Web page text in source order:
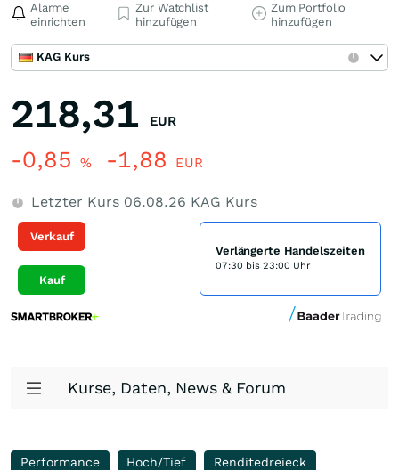
Alarme
einrichten
Zur Watchlist
hinzufügen
Zum Portfolio
hinzufügen
KAG Kurs
218,31 EUR
-0,85 % -1,88 EUR
Letzter Kurs 06.08.26 KAG Kurs
Verkauf
Kauf
Verlängerte Handelszeiten
07:30 bis 23:00 Uhr
Kurse, Daten, News & Forum
Performance Hoch/Tief
Renditedreieck